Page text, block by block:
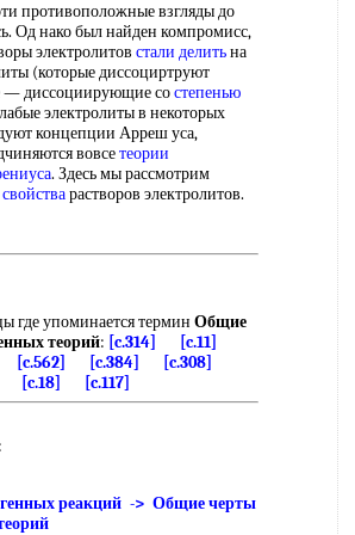
взгляды до
Од нако был найден компромисс,
электролитов стали делитьна
(которые диссоциртруют
— диссоциирующие состепенью
электролиты в некоторых
концепции Арреш уса,
вовсетеории
. Здесь мы рассмотрим
растворов электролитов.
где упоминается термин Общие
теорий: [c.314]
[c.11]
[c.562] [c.384]
[c.308]
[c.18] [c.117]
реакций -> Общие черты